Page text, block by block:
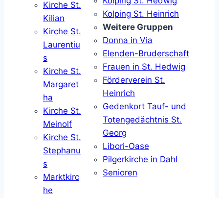
Kirche St.
Kilian
Kirche St.
Laurentiu
s
Kirche St.
Margaret
ha
Kirche St.
Meinolf
Kirche St.
Stephanu
s
Marktkirc
he
Kolping St. Heinrich
Weitere Gruppen
Donna in Via
Elenden-Bruderschaft
Frauen in St. Hedwig
Förderverein St.
Heinrich
Gedenkort Tauf- und
Totengedächtnis St.
Georg
Libori-Oase
Pilgerkirche in Dahl
Senioren